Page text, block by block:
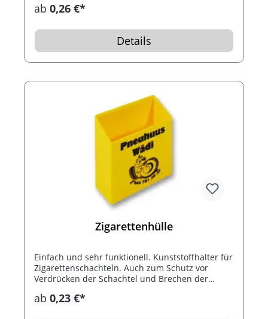
ab 0,26 €*
Details
Zigarettenhülle
Einfach und sehr funktionell. Kunststoffhalter für
Zigarettenschachteln. Auch zum Schutz vor
Verdrücken der Schachtel und Brechen der
ab 0,23 €*